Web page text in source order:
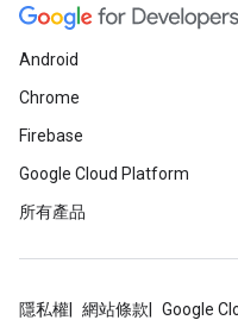
Android
Chrome
Firebase
Google Cloud Platform
所有產品
隱私權 網站條款 Google